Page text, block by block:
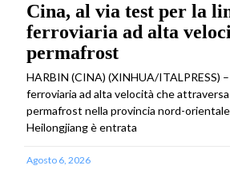
Cina, al via test per la
ferroviaria ad alta
permafrost
HARBIN (CINA) (XINHUA/ITALPRESS)
ferroviaria ad alta velocità che attraversa
permafrost nella provincia nord-
Heilongjiang è entrata
Agosto 6, 2026